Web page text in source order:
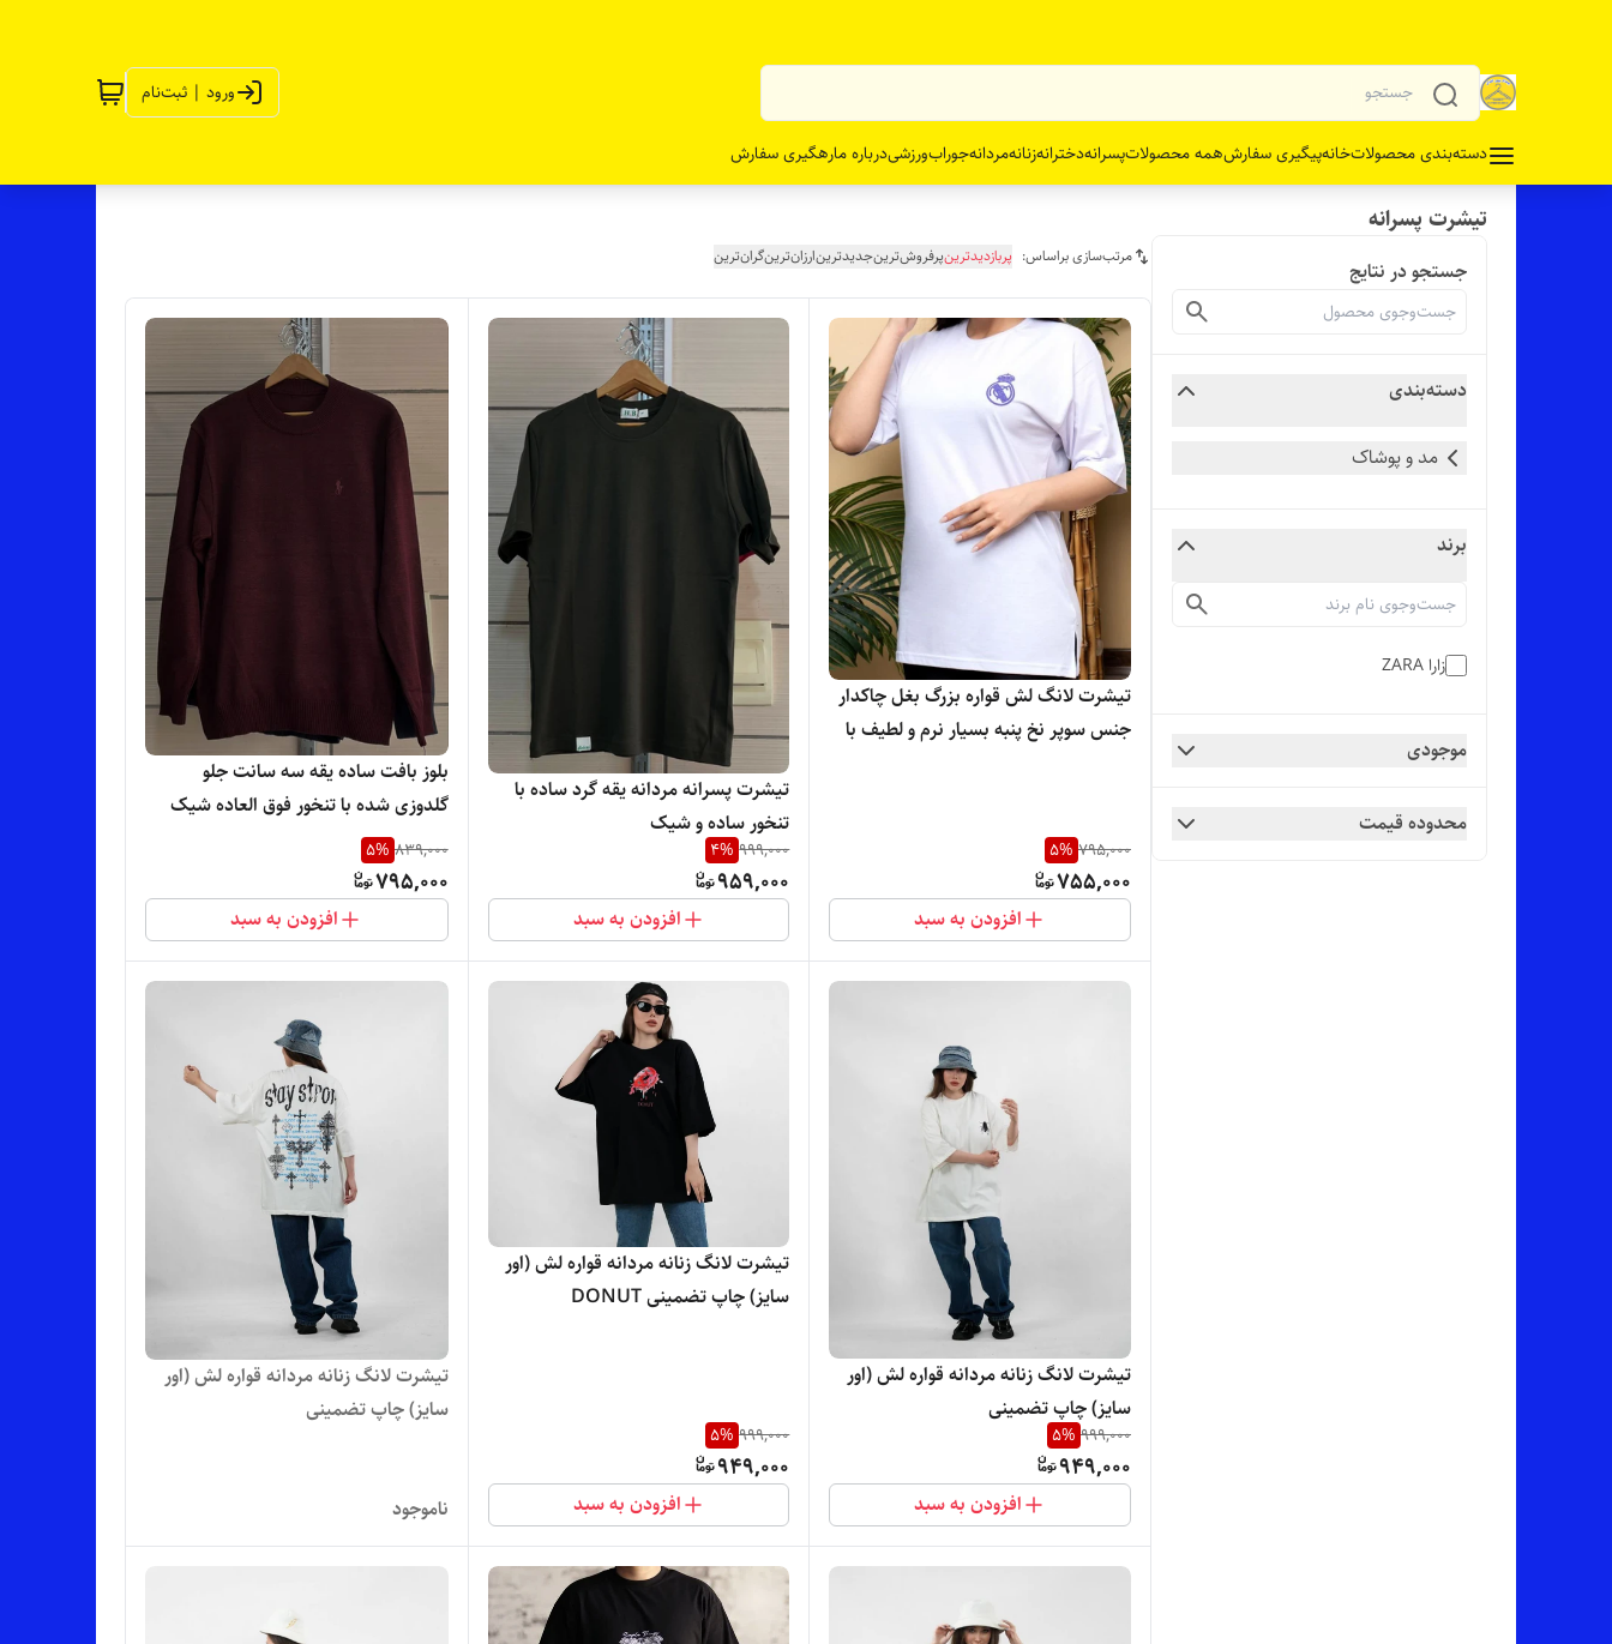
ورود | ثبت‌نام
دسته‌بندی محصولاتخانهپیگیری سفارشهمه محصولاتپسرانهدخترانهزنانهمردانهجورابورزشیدرباره مارهگیری سفارش
تیشرت پسرانه
جستجو در نتایج
دسته‌بندی
مد و پوشاک
برند
زارا ZARA
موجودی
محدوده قیمت
مرتب‌سازی براساس: پربازدیدترینپرفروش‌ترینجدیدترینارزان‌ترینگران‌ترین
تیشرت لانگ لش قواره بزرگ بغل چاکدار
جنس سوپر نخ پنبه بسیار نرم و لطیف با
795,000
5%
755,000
افزودن به سبد
تیشرت پسرانه مردانه یقه گرد ساده با
تنخور ساده و شیک
999,000
4%
959,000
افزودن به سبد
بلوز بافت ساده یقه سه سانت جلو
گلدوزی شده با تنخور فوق العاده شیک
839,000
5%
795,000
افزودن به سبد
تیشرت لانگ زنانه مردانه قواره لش (اور
سایز) چاپ تضمینی
999,000
5%
949,000
افزودن به سبد
تیشرت لانگ زنانه مردانه قواره لش (اور
سایز) چاپ تضمینی DONUT
999,000
5%
949,000
افزودن به سبد
تیشرت لانگ زنانه مردانه قواره لش (اور
سایز) چاپ تضمینی
ناموجود